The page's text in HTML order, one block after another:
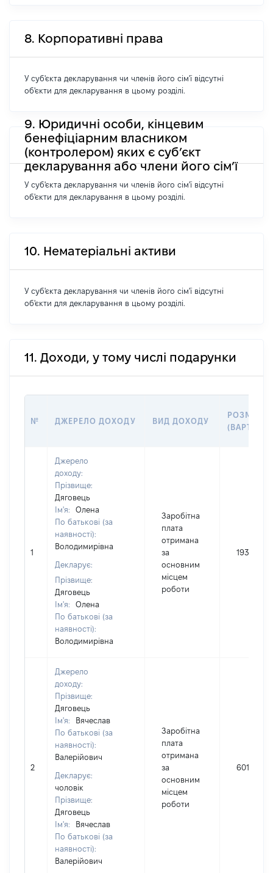
8. Корпоративні права
У суб'єкта декларування чи членів його сім'ї відсутні
об'єкти для декларування в цьому розділі.
9. Юридичні особи, кінцевим
бенефіціарним власником
(контролером) яких є суб’єкт
декларування або члени його сім’ї
У суб'єкта декларування чи членів його сім'ї відсутні
об'єкти для декларування в цьому розділі.
10. Нематеріальні активи
У суб'єкта декларування чи членів його сім'ї відсутні
об'єкти для декларування в цьому розділі.
11. Доходи, у тому числі подарунки
№ ДЖЕРЕЛО ДОХОДУ ВИД ДОХОДУ
РОЗМІР
1
Джерело
доходу:
Прізвище:
Дяговець
Ім'я:
Олена
По батькові (за
наявності):
Володимирівна
Декларує:
Прізвище:
Дяговець
Ім'я:
Олена
По батькові (за
наявності):
Володимирівна
Заробітна
плата
отримана
за
основним
місцем
роботи
193500
2
Джерело
доходу:
Прізвище:
Дяговець
Ім'я:
Вячеслав
По батькові (за
наявності):
Валерійович
Декларує:
чоловік
Прізвище:
Дяговець
Ім'я:
Вячеслав
По батькові (за
наявності):
Валерійович
Заробітна
плата
отримана
за
основним
місцем
роботи
60181